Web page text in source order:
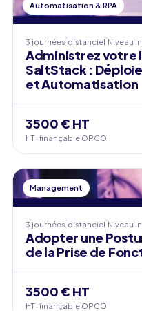
Automatisation & RPA
3 journées distanciel Niveau
Administrez votre
SaltStack :
et Automatisation
3500 € HT
HT · finançable OPCO
Management
3 journées distanciel Niveau
Adopter une
de la Prise de
3500 € HT
HT · finançable OPCO